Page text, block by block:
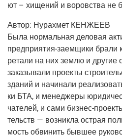
ют – хище­ний и воров­ства не
Автор: Нурах­мет КЕНЖЕЕВ
Была нор­маль­ная дело­вая
пред­при­я­тия-заем­щи­ки бра­ли
ре­та­ли на них зем­лю и дру­гие
зака­зы­ва­ли про­ек­ты
зда­ний и начи­на­ли
ки БТА, и мене­дже­ры
ча­те­лей, и сами биз­нес-
тельств — воз­ник­ла ост­рая
мость обви­нить быв­шее